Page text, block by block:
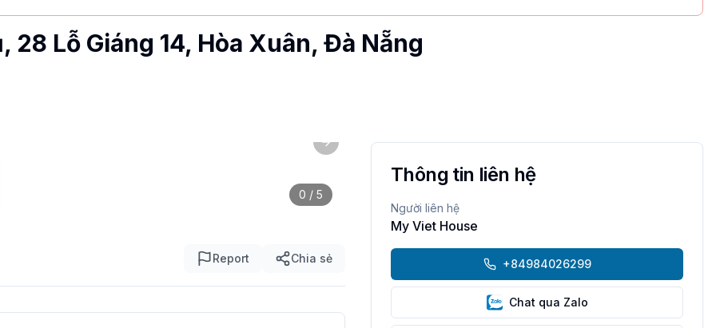
Lỗ Giáng 14, Hòa Xuân, Đà Nẵng
tháng. Liên hệ ngay qua MyVietHouse. Next slide
0 / 5
Report Chia sẻ
Thông tin liên hệ
Người liên hệ
My Viet House
+84984026299
Chat qua Zalo